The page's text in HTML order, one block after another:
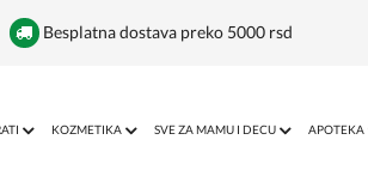
Besplatna dostava preko 5000 rsd
KOZMETIKA SVE ZA MAMU I DECU APOTEKA